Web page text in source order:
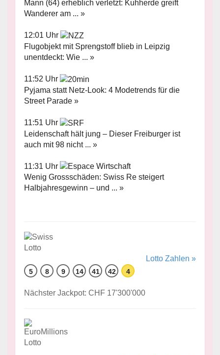
Mann (64) erheblich verletzt: Kuhherde greift
Wanderer am ... »
12:01 Uhr
Flugobjekt mit Sprengstoff blieb in Leipzig
unentdeckt: Wie ... »
11:52 Uhr
Pyjama statt Netz-Look: 4 Modetrends für die
Street Parade »
11:51 Uhr
Leidenschaft hält jung – Dieser Freiburger ist
auch mit 98 nicht ... »
11:31 Uhr
Wenig Grossschäden: Swiss Re steigert
Halbjahresgewinn – und ... »
Lotto Zahlen »
5 8 9 14 41 42 4
Nächster Jackpot: CHF 17'300'000